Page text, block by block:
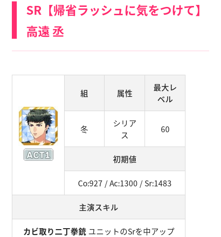
SR【帰省ラッシュに気をつけて】
高遠 丞
組 属性
最大レ
ベル
冬
シリア
ス
60
初期値
Co:927 / Ac:1300 / Sr:1483
主演スキル
カビ取り二丁拳銃 ユニットのSrを中アップ